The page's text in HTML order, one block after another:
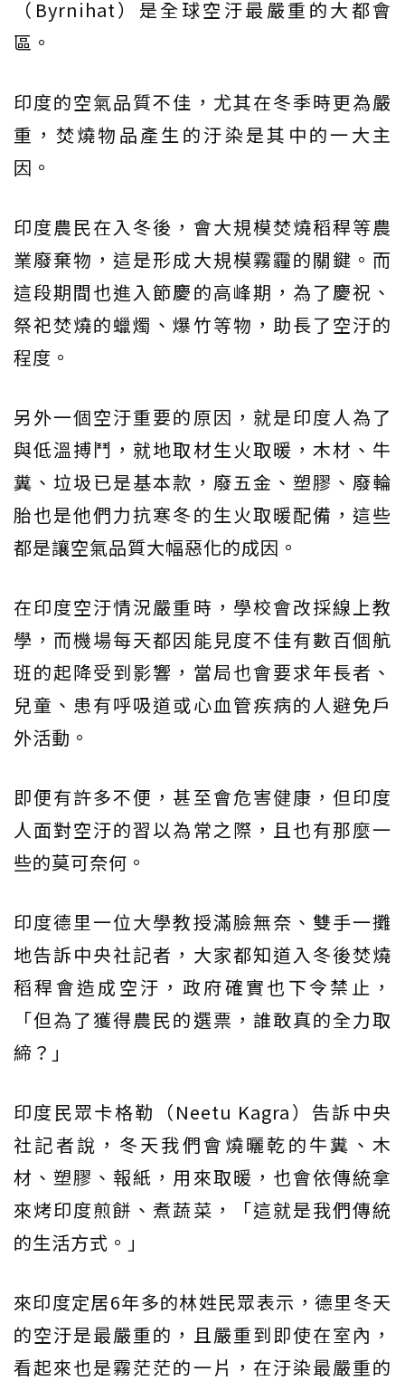
（Byrnihat）是全球空汙最嚴重的大都會
區。
印度的空氣品質不佳，尤其在冬季時更為嚴
重，焚燒物品產生的汙染是其中的一大主
因。
印度農民在入冬後，會大規模焚燒稻稈等農
業廢棄物，這是形成大規模霧霾的關鍵。而
這段期間也進入節慶的高峰期，為了慶祝、
祭祀焚燒的蠟燭、爆竹等物，助長了空汙的
程度。
另外一個空汙重要的原因，就是印度人為了
與低溫搏鬥，就地取材生火取暖，木材、牛
糞、垃圾已是基本款，廢五金、塑膠、廢輪
胎也是他們力抗寒冬的生火取暖配備，這些
都是讓空氣品質大幅惡化的成因。
在印度空汙情況嚴重時，學校會改採線上教
學，而機場每天都因能見度不佳有數百個航
班的起降受到影響，當局也會要求年長者、
兒童、患有呼吸道或心血管疾病的人避免戶
外活動。
即便有許多不便，甚至會危害健康，但印度
人面對空汙的習以為常之際，且也有那麼一
些的莫可奈何。
印度德里一位大學教授滿臉無奈、雙手一攤
地告訴中央社記者，大家都知道入冬後焚燒
稻稈會造成空汙，政府確實也下令禁止，
「但為了獲得農民的選票，誰敢真的全力取
締？」
印度民眾卡格勒（Neetu Kagra）告訴中央
社記者說，冬天我們會燒曬乾的牛糞、木
材、塑膠、報紙，用來取暖，也會依傳統拿
來烤印度煎餅、煮蔬菜，「這就是我們傳統
的生活方式。」
來印度定居6年多的林姓民眾表示，德里冬天
的空汙是最嚴重的，且嚴重到即使在室內，
看起來也是霧茫茫的一片，在汙染最嚴重的